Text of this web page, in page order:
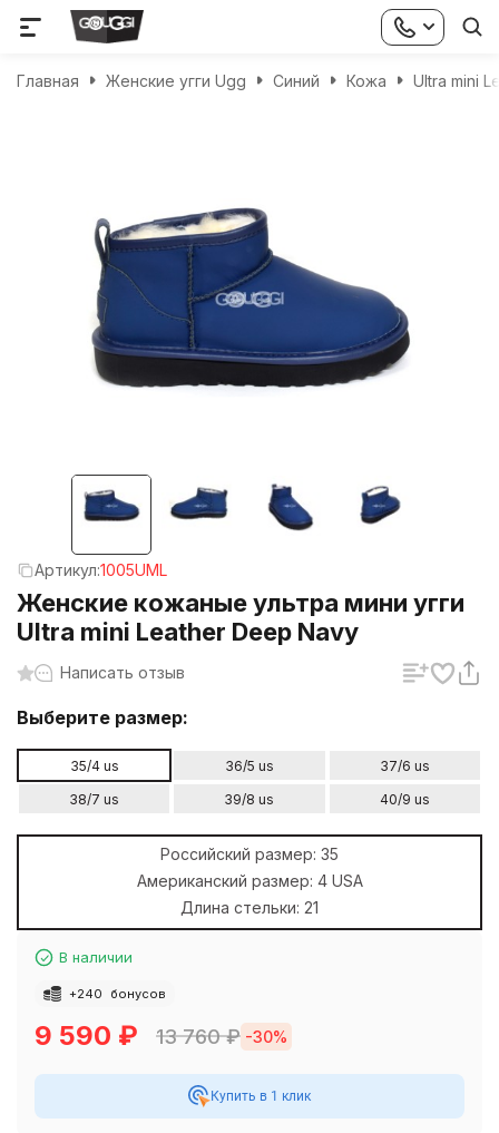
Главная Женские угги Ugg Синий Кожа Ultra mini
Артикул:1005UML
Женские кожаные ультра мини угги
Ultra mini Leather Deep Navy
Написать отзыв
Выберите размер:
35/4 us 36/5 us
37/6 us
38/7 us
39/8 us 40/9 us
Российский размер: 35
Американский размер: 4 USA
Длина стельки: 21
В наличии
+240 бонусов
9 590 ₽ 13 760₽ -30%
Купить в 1 клик